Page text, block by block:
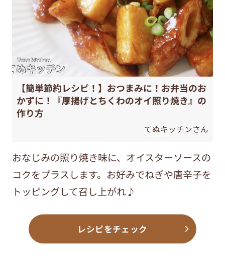
【簡単節約レシピ！】おつまみに！お弁当のお
かずに！『厚揚げとちくわのオイ照り焼き』の
作り方
てぬキッチンさん
おなじみの照り焼き味に、オイスターソースの
コクをプラスします。お好みでねぎや唐辛子を
トッピングして召し上がれ♪
レシピをチェック